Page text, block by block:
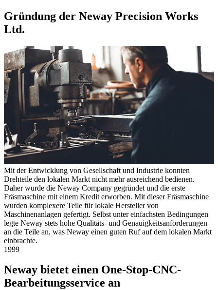
Gründung der Neway Precision Works
Ltd.
Mit der Entwicklung von Gesellschaft und Industrie konnten
Drehteile den lokalen Markt nicht mehr ausreichend bedienen.
Daher wurde die Neway Company gegründet und die erste
Fräsmaschine mit einem Kredit erworben. Mit dieser Fräsmaschine
wurden komplexere Teile für lokale Hersteller von
Maschinenanlagen gefertigt. Selbst unter einfachsten Bedingungen
legte Neway stets hohe Qualitäts- und Genauigkeitsanforderungen
an die Teile an, was Neway einen guten Ruf auf dem lokalen Markt
einbrachte.
1999
Neway bietet einen One-Stop-CNC-
Bearbeitungsservice an